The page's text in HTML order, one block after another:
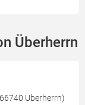
Überherrn
Überherrn)